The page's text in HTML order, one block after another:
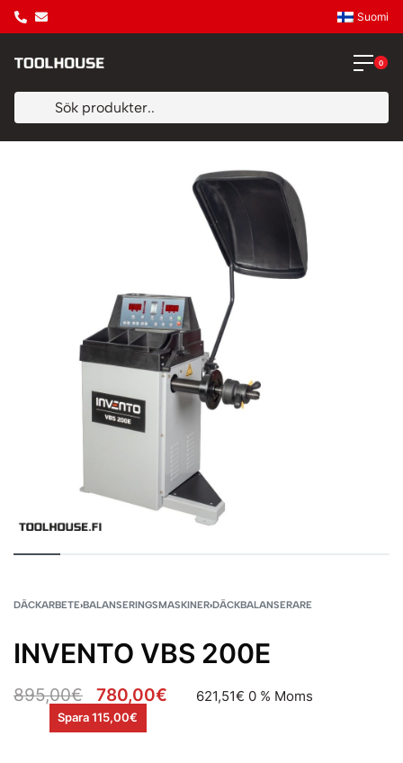
Suomi
0
DÄCKARBETE›BALANSERINGSMASKINER›DÄCKBALANSERARE
INVENTO VBS 200E
895,00€ 780,00€ 621,51€ 0 % Moms
Spara 115,00€